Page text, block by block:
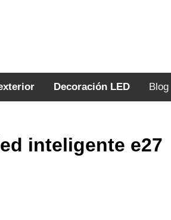
Decoración LED Blog
inteligente e27